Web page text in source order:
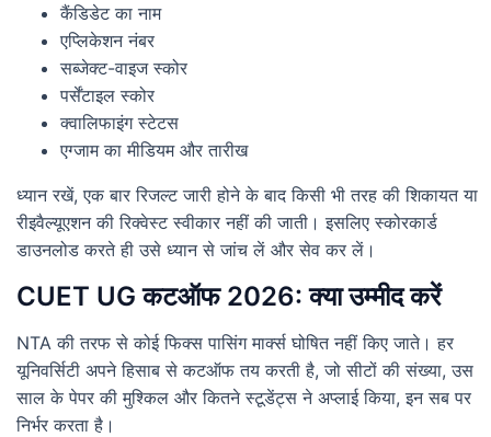
कैंडिडेट का नाम
एप्लिकेशन नंबर
सब्जेक्ट-वाइज स्कोर
पर्सेंटाइल स्कोर
क्वालिफाइंग स्टेटस
एग्जाम का मीडियम और तारीख
ध्यान रखें, एक बार रिजल्ट जारी होने के बाद किसी भी तरह की शिकायत या
रीइवैल्यूएशन की रिक्वेस्ट स्वीकार नहीं की जाती। इसलिए स्कोरकार्ड
डाउनलोड करते ही उसे ध्यान से जांच लें और सेव कर लें।
CUET UG कटऑफ 2026: क्या उम्मीद करें
NTA की तरफ से कोई फिक्स पासिंग मार्क्स घोषित नहीं किए जाते। हर
यूनिवर्सिटी अपने हिसाब से कटऑफ तय करती है, जो सीटों की संख्या, उस
साल के पेपर की मुश्किल और कितने स्टूडेंट्स ने अप्लाई किया, इन सब पर
निर्भर करता है।